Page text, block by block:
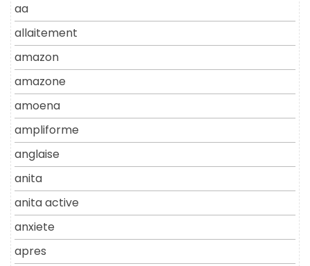
aa
allaitement
amazon
amazone
amoena
ampliforme
anglaise
anita
anita active
anxiete
apres